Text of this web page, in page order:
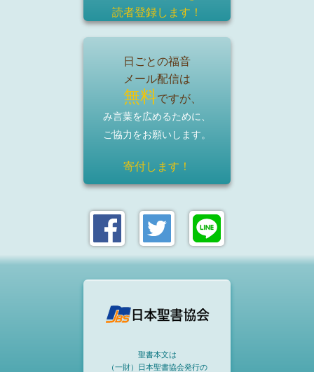
読者登録します！
日ごとの福音
メール配信は
無料ですが、
み言葉を広めるために、
ご協力をお願いします。
寄付します！
聖書本文は
（一財）日本聖書協会発行の